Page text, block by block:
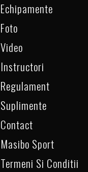
Echipamente
Foto
Video
Instructori
Regulament
Suplimente
Contact
Masibo Sport
Termeni Si Conditii